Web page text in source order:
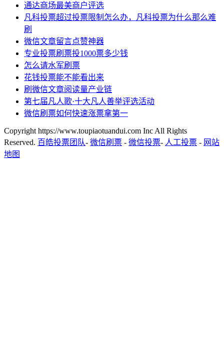
通达商场最美商户评选
凡科投票超过投票限制怎么办，凡科投票为什么那么难
刷
微信文章留言点赞神器
专业投票刷票投1000票多少钱
怎么请水军刷票
花钱投票能不能看出来
刷微信文章阅读量产业链
第七届凡人歌·十大凡人善举评选活动
微信刷票如何快速涨票拿第一
Copyright https://www.toupiaotuandui.com Inc All Rights
Reserved. 百皓投票团队- 微信刷票 - 微信投票- 人工投票 - 网站
地图